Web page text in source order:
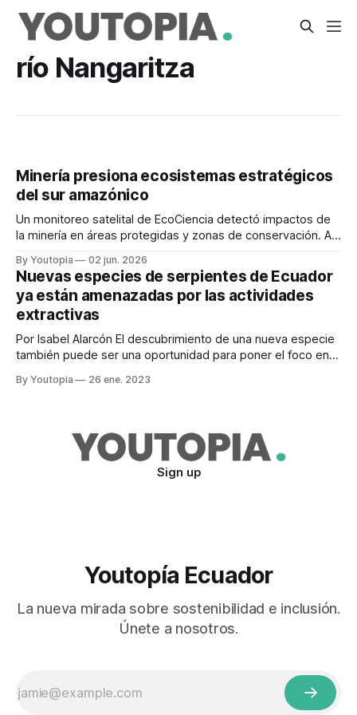
río Nangaritza
Minería presiona ecosistemas estratégicos
del sur amazónico
Un monitoreo satelital de EcoCiencia detectó impactos de
la minería en áreas protegidas y zonas de conservación. Al
By Youtopia 02 jun. 2026
Nuevas especies de serpientes de Ecuador
ya están amenazadas por las actividades
extractivas
Por Isabel Alarcón El descubrimiento de una nueva especie
también puede ser una oportunidad para poner el foco en
welboni, una de las tres nuevas variedades de serpientes
By Youtopia 26 ene. 2023
Sign up
Youtopía Ecuador
La nueva mirada sobre sostenibilidad e inclusión.
Únete a nosotros.